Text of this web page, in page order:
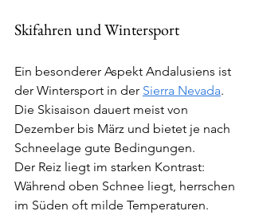
Skifahren und Wintersport
Ein besonderer Aspekt Andalusiens ist
der Wintersport in der Sierra Nevada.
Die Skisaison dauert meist von
Dezember bis März und bietet je nach
Schneelage gute Bedingungen.
Der Reiz liegt im starken Kontrast:
Während oben Schnee liegt, herrschen
im Süden oft milde Temperaturen.